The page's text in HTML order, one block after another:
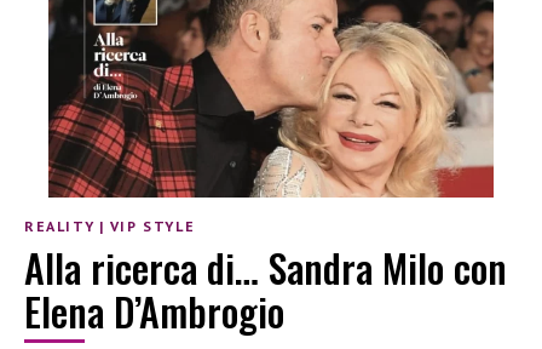
REALITY | VIP STYLE
Alla ricerca di… Sandra Milo con
Elena D’Ambrogio